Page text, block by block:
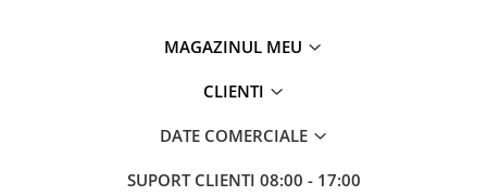
MAGAZINUL MEU
CLIENTI
DATE COMERCIALE
SUPORT CLIENTI 08:00 - 17:00